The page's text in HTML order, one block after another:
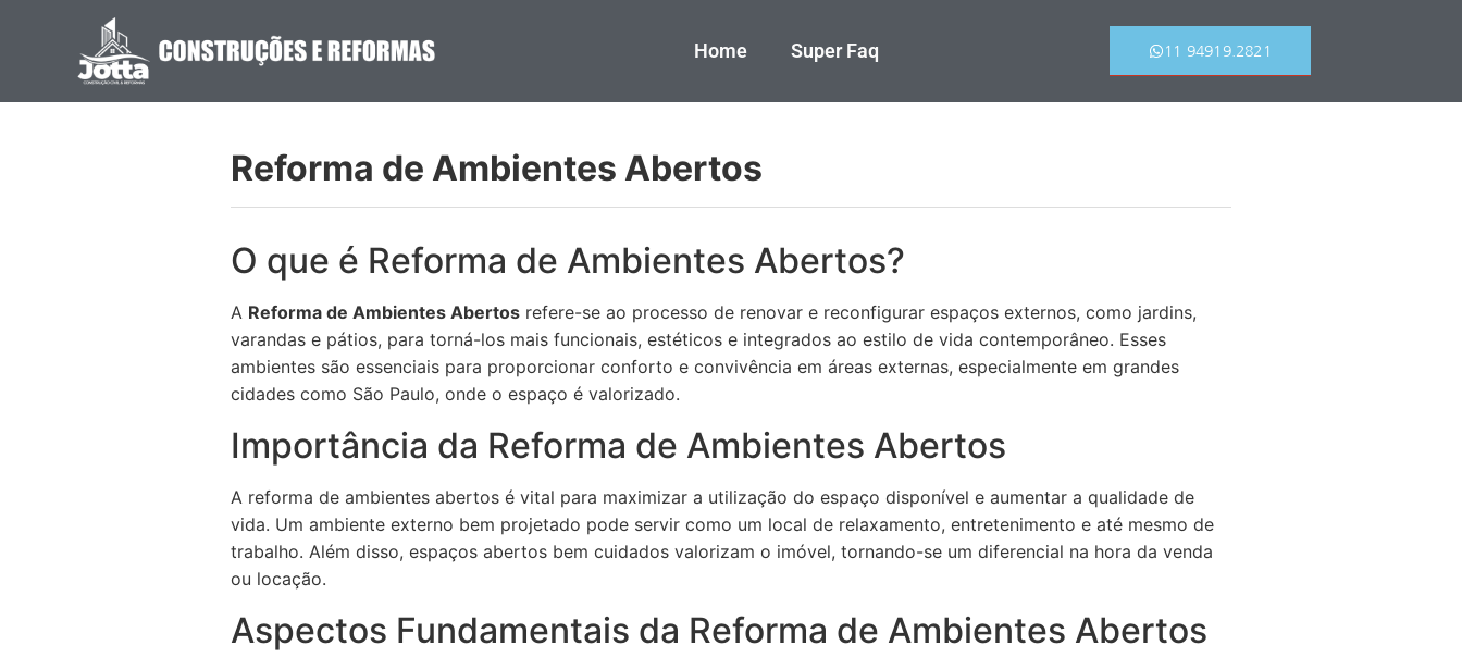
Home Super Faq 11 94919.2821
Reforma de Ambientes Abertos
O que é Reforma de Ambientes Abertos?
A Reforma de Ambientes Abertos refere-se ao processo de renovar e reconfigurar espaços externos, como jardins,
varandas e pátios, para torná-los mais funcionais, estéticos e integrados ao estilo de vida contemporâneo. Esses
ambientes são essenciais para proporcionar conforto e convivência em áreas externas, especialmente em grandes
cidades como São Paulo, onde o espaço é valorizado.
Importância da Reforma de Ambientes Abertos
A reforma de ambientes abertos é vital para maximizar a utilização do espaço disponível e aumentar a qualidade de
vida. Um ambiente externo bem projetado pode servir como um local de relaxamento, entretenimento e até mesmo de
trabalho. Além disso, espaços abertos bem cuidados valorizam o imóvel, tornando-se um diferencial na hora da venda
ou locação.
Aspectos Fundamentais da Reforma de Ambientes Abertos